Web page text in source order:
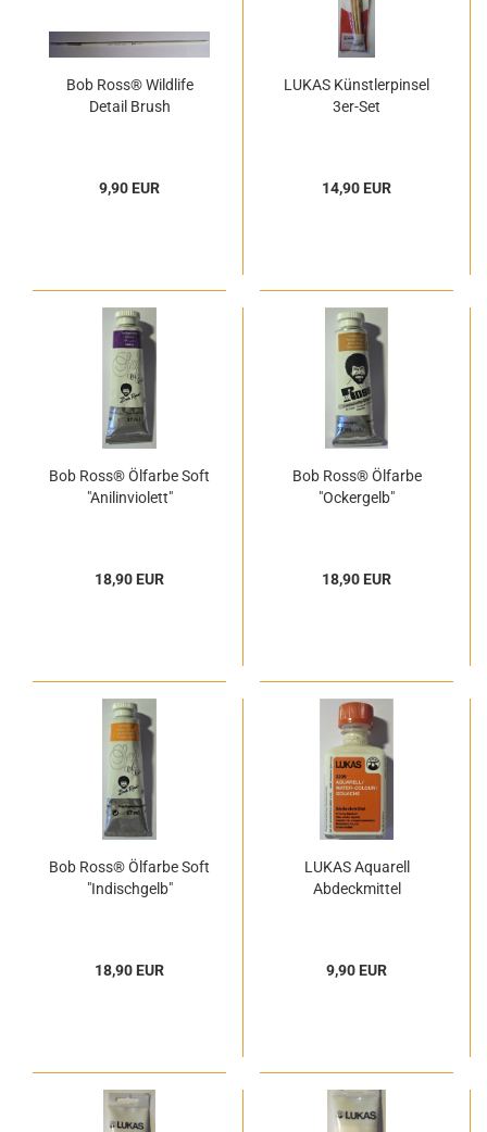
Bob Ross® Wildlife
Detail Brush
9,90 EUR
LUKAS Künstlerpinsel
3er-Set
14,90 EUR
Bob Ross® Ölfarbe Soft
"Anilinviolett"
18,90 EUR
Bob Ross® Ölfarbe
"Ockergelb"
18,90 EUR
Bob Ross® Ölfarbe Soft
"Indischgelb"
18,90 EUR
LUKAS Aquarell
Abdeckmittel
9,90 EUR